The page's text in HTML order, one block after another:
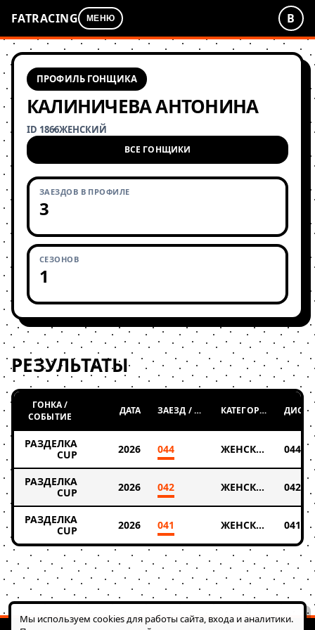
FATRACING МЕНЮ В
ПРОФИЛЬ ГОНЩИКА
КАЛИНИЧЕВА АНТОНИНА
ID 1866ЖЕНСКИЙ
ВСЕ ГОНЩИКИ
ЗАЕЗДОВ В ПРОФИЛЕ
3
СЕЗОНОВ
1
РЕЗУЛЬТАТЫ
ГОНКА /
СОБЫТИЕ
ДАТА ЗАЕЗД / ТАБЛИЦА КАТЕГОРИЯ
РАЗДЕЛКА
CUP
2026 044 ЖЕНСКАЯ 044
РАЗДЕЛКА
CUP
2026 042 ЖЕНСКАЯ 042
РАЗДЕЛКА
CUP
2026 041 ЖЕНСКАЯ 041
Мы используем cookies для работы сайта, входа и аналитики.